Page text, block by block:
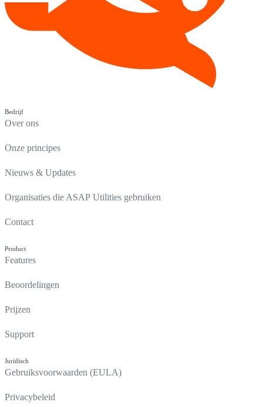
Bedrijf
Over ons
Onze principes
Nieuws & Updates
Organisaties die ASAP Utilities gebruiken
Contact
Product
Features
Beoordelingen
Prijzen
Support
Juridisch
Gebruiksvoorwaarden (EULA)
Privacybeleid